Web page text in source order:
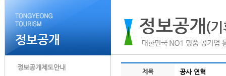
정보공개제도안내
제목 공사 연혁